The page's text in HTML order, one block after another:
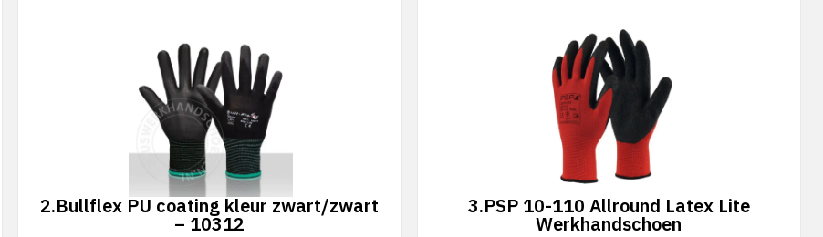
2.Bullflex PU coating kleur zwart/zwart
– 10312
3.PSP 10-110 Allround Latex Lite
Werkhandschoen